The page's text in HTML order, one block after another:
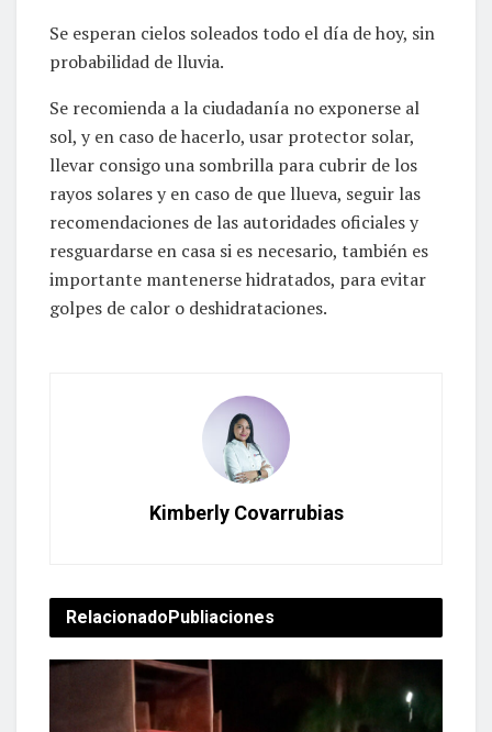
Se esperan cielos soleados todo el día de hoy, sin
probabilidad de lluvia.
Se recomienda a la ciudadanía no exponerse al
sol, y en caso de hacerlo, usar protector solar,
llevar consigo una sombrilla para cubrir de los
rayos solares y en caso de que llueva, seguir las
recomendaciones de las autoridades oficiales y
resguardarse en casa si es necesario, también es
importante mantenerse hidratados, para evitar
golpes de calor o deshidrataciones.
Kimberly Covarrubias
RelacionadoPubliaciones